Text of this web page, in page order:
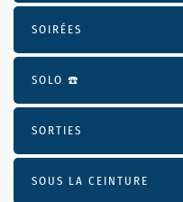
SOIRÉES
SOLO ☎️
SORTIES
SOUS LA CEINTURE